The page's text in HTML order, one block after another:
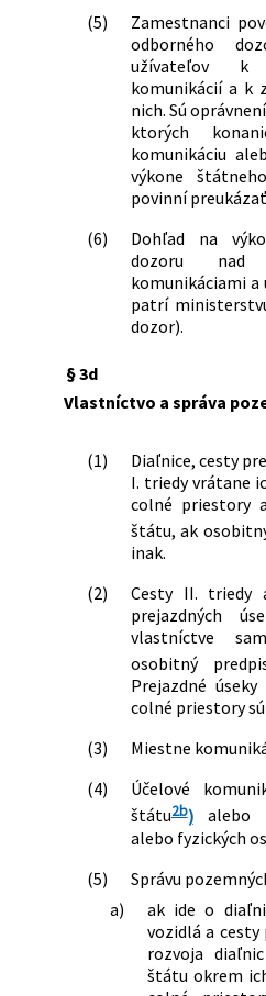
(5)
Zamestnanci
odborného
užívateľov k
komunikácií a k
nich. Sú
ktorých
komunikáciu
výkone
povinní
(6)
Dohľad na
dozoru nad
komunikáciami
patrí
dozor).
§ 3d
Vlastníctvo a správa
(1)
Diaľnice, cesty
I. triedy vrátane
colné priestory
štátu, ak
inak.
(2)
Cesty II. triedy
prejazdných
vlastníctve
osobitný
Prejazdné
colné priestory
(3)
Miestne
(4)
Účelové
štátu2b)alebo
alebo fyzických
(5)
Správu
a)
ak ide o
vozidlá a cesty
rozvoja
štátu okrem